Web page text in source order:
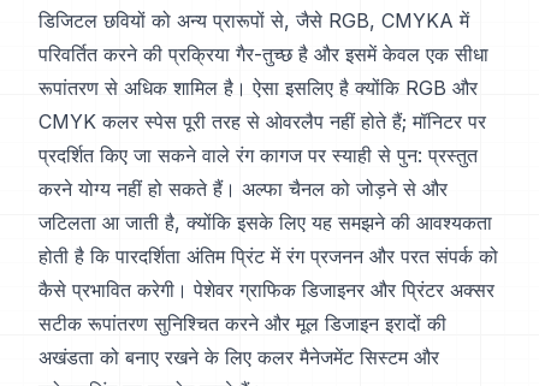
डिजिटल छवियों को अन्य प्रारूपों से, जैसे RGB, CMYKA में
परिवर्तित करने की प्रक्रिया गैर-तुच्छ है और इसमें केवल एक सीधा
रूपांतरण से अधिक शामिल है। ऐसा इसलिए है क्योंकि RGB और
CMYK कलर स्पेस पूरी तरह से ओवरलैप नहीं होते हैं; मॉनिटर पर
प्रदर्शित किए जा सकने वाले रंग कागज पर स्याही से पुन: प्रस्तुत
करने योग्य नहीं हो सकते हैं। अल्फा चैनल को जोड़ने से और
जटिलता आ जाती है, क्योंकि इसके लिए यह समझने की आवश्यकता
होती है कि पारदर्शिता अंतिम प्रिंट में रंग प्रजनन और परत संपर्क को
कैसे प्रभावित करेगी। पेशेवर ग्राफिक डिजाइनर और प्रिंटर अक्सर
सटीक रूपांतरण सुनिश्चित करने और मूल डिजाइन इरादों की
अखंडता को बनाए रखने के लिए कलर मैनेजमेंट सिस्टम और